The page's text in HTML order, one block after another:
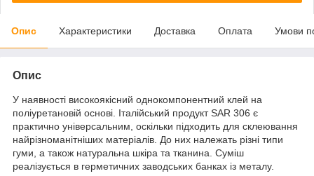
Опис Характеристики Доставка Оплата Умови
Опис
У наявності високоякісний однокомпонентний клей на
поліуретановій основі. Італійський продукт SAR 306 є
практично універсальним, оскільки підходить для склеювання
найрізноманітніших матеріалів. До них належать різні типи
гуми, а також натуральна шкіра та тканина. Суміш
реалізується в герметичних заводських банках із металу.